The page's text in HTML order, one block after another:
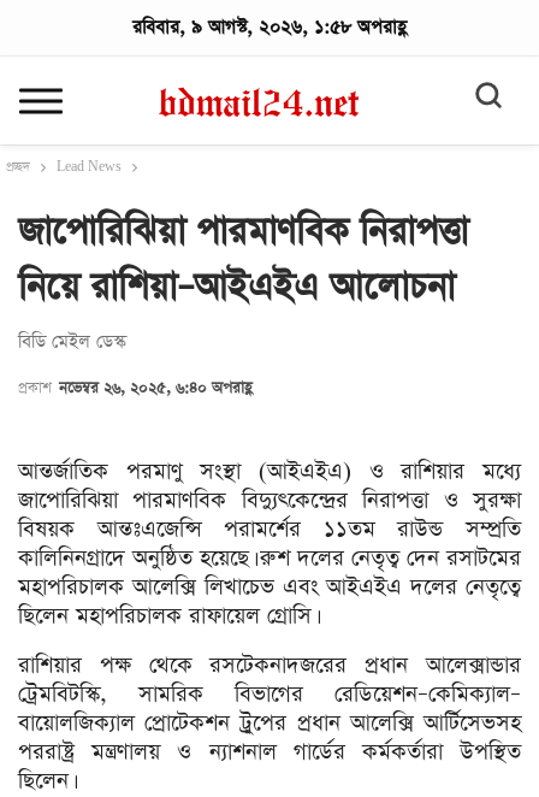
রবিবার, ৯ আগস্ট, ২০২৬, ১:৫৮ অপরাহ্ণ
প্রচ্ছদ Lead News
জাপোরিঝিয়া পারমাণবিক নিরাপত্তা
নিয়ে রাশিয়া–আইএইএ আলোচনা
বিডি মেইল ডেস্ক
প্রকাশ নভেম্বর ২৬, ২০২৫, ৬:৪০ অপরাহ্ণ
আন্তর্জাতিক পরমাণু সংস্থা (আইএইএ) ও রাশিয়ার মধ্যে
জাপোরিঝিয়া পারমাণবিক বিদ্যুৎকেন্দ্রের নিরাপত্তা ও সুরক্ষা
বিষয়ক আন্তঃএজেন্সি পরামর্শের ১১তম রাউন্ড সম্প্রতি
কালিনিনগ্রাদে অনুষ্ঠিত হয়েছে। রুশ দলের নেতৃত্ব দেন রসাটমের
মহাপরিচালক আলেক্সি লিখাচেভ এবং আইএইএ দলের নেতৃত্বে
ছিলেন মহাপরিচালক রাফায়েল গ্রোসি।
রাশিয়ার পক্ষ থেকে রসটেকনাদজরের প্রধান আলেক্সান্ডার
ট্রেমবিটস্কি, সামরিক বিভাগের রেডিয়েশন–কেমিক্যাল–
বায়োলজিক্যাল প্রোটেকশন ট্রুপের প্রধান আলেক্সি আর্টিসেভসহ
পররাষ্ট্র মন্ত্রণালয় ও ন্যাশনাল গার্ডের কর্মকর্তারা উপস্থিত
ছিলেন।